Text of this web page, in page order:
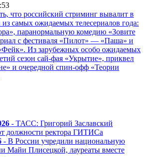
что российский стриминг вывалит в
из самых ожидаемых телесериалов года:
паранормальную комедию «Зовите
с фестиваля «Пилот» — «Паша» и
Из зарубежных особо ожидаемых
сезон сай-фая «Укрытие», приквел
и очередной спин-офф «Теории
- ТАСС: Григорий Заславский
должности ректора ГИТИСа
- В России учредили национальную
Майи Плисецкой, лауреаты вместе